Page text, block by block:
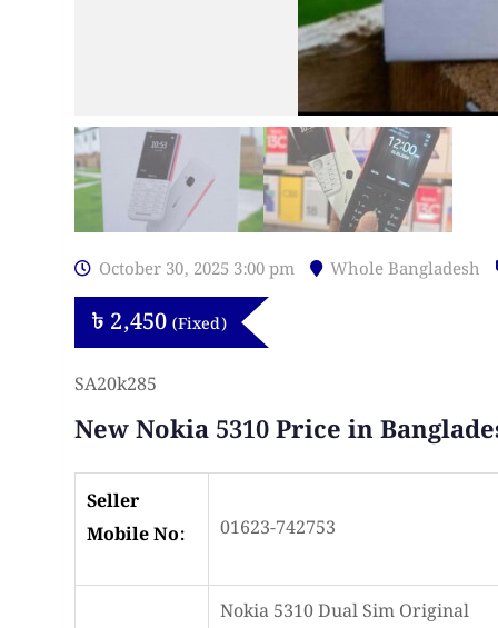
October 30, 2025 3:00 pm Whole Bangladesh
৳ 2,450 (Fixed)
SA20k285
New Nokia 5310 Price in
Seller
Mobile No:
01623-742753
Nokia 5310 Dual Sim Original